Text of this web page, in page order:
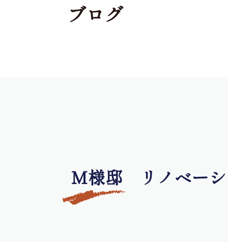
ブログ
Ｍ様邸 リノベー